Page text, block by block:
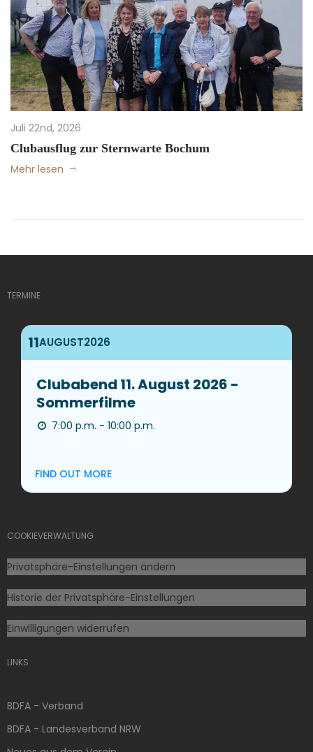
Juli 22nd, 2026
Clubausflug zur Sternwarte Bochum
Mehr lesen
TERMINE
11AUGUST2026
Clubabend 11. August 2026 -
Sommerfilme
7:00 p.m. - 10:00 p.m.
FIND OUT MORE
COOKIEVERWALTUNG
Privatsphäre-Einstellungen ändern
Historie der Privatsphäre-Einstellungen
Einwilligungen widerrufen
LINKS
BDFA - Verband
BDFA - Landesverband NRW